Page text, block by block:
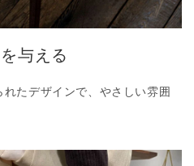
与える
たデザインで、やさしい雰囲